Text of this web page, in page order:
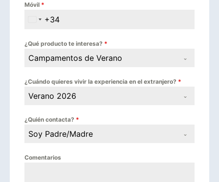
Móvil *
Spain +34
+34
¿Qué producto te interesa? *
Campamentos de Verano
¿Cuándo quieres vivir la experiencia en el extranjero? *
Verano 2026
¿Quién contacta? *
Soy Padre/Madre
Comentarios